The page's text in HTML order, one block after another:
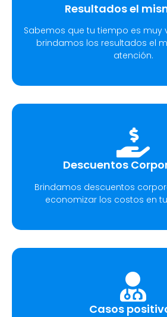
Resultados el
Sabemos que tu tiempo es muy
brindamos los resultados el
atención.
Descuentos
Brindamos descuentos
economizar los costos en
Casos